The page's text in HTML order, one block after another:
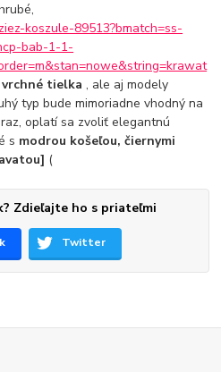
koszule-89513?bmatch=ss-
bab-1-1-
vrchné tielka, ale aj modely
typ bude mimoriadne vhodný na
oplatí sa zvoliť elegantnú
s modrou košeľou, čiernymi
(
Zdieľajte ho s priateľmi
Twitter